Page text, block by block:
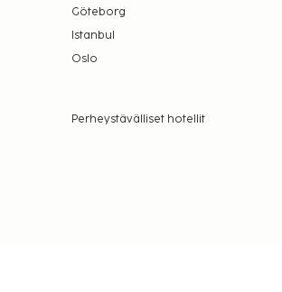
Göteborg
Istanbul
Oslo
Perheystävälliset hotellit